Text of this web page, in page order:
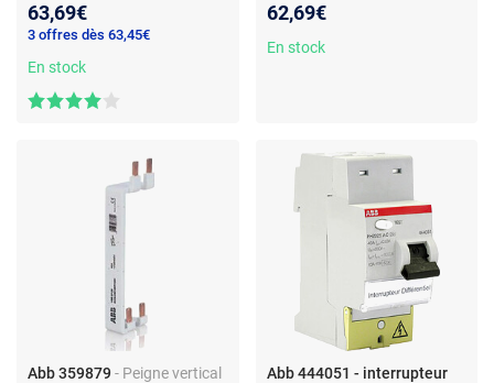
mA AC - disjoncteur 16 A -
prise modulaire 2P+T - rail
DIN métal - bornier terre -
certifié NF - 230 V
63,69€
3 offres dès 63,45€
En stock
- 230 V - 2 disjoncteurs
10A/16A - Interrupteur
62,69€
En stock
Abb 359879- Peigne vertical
Abb 444051 - interrupteur